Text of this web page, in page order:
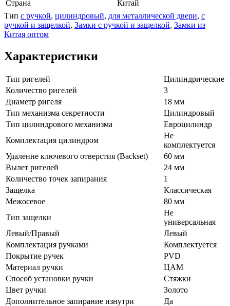
Страна
Китай
Тип с ручкой, цилиндровый, для металлической двери, с
ручкой и защелкой, Замки с ручкой и защелкой, Замки из
Китая оптом
Характеристики
Тип ригелей
Цилиндрические
Количество ригелей
3
Диаметр ригеля
18 мм
Тип механизма секретности
Цилиндровый
Тип цилиндрового механизма
Евроцилиндр
Комплектация цилиндром
Не
комплектуется
Удаление ключевого отверстия (Backset)
60 мм
Вылет ригелей
24 мм
Количество точек запирания
1
Защелка
Классическая
Межосевое
80 мм
Тип защелки
Не
универсальная
Левый/Правый
Левый
Комплектация ручками
Комплектуется
Покрытие ручек
PVD
Материал ручки
ЦАМ
Способ установки ручки
Стяжки
Цвет ручки
Золото
Дополнительное запирание изнутри
Да